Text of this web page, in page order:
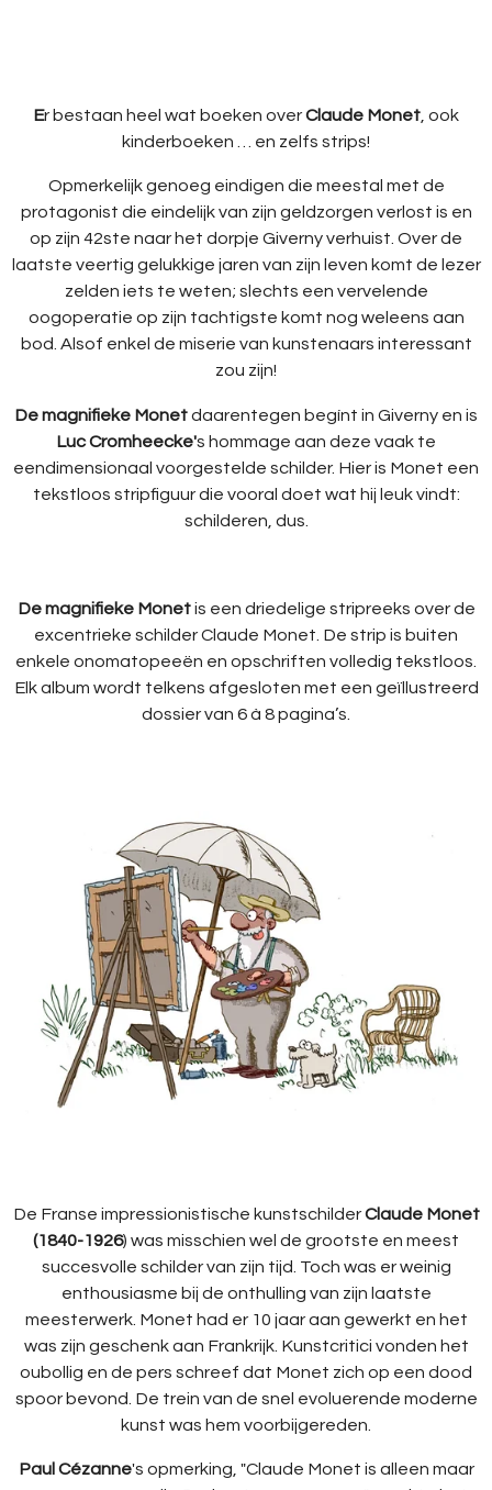
Er bestaan heel wat boeken overClaude Monet , ook
kinderboeken … en zelfs strips!
Opmerkelijk genoeg eindigen die meestal met de
protagonist die eindelijk van zijn geldzorgen verlost is en
op zijn 42ste naar het dorpje Giverny verhuist. Over de
laatste veertig gelukkige jaren van zijn leven komt de lezer
zelden iets te weten; slechts een vervelende
oogoperatie op zijn tachtigste komt nog weleens aan
bod. Alsof enkel de miserie van kunstenaars interessant
zou zijn!
De magnifieke Monetdaarentegen begínt in Giverny en is
Luc Cromheecke's hommage aan deze vaak te
eendimensionaal voorgestelde schilder. Hier is Monet een
tekstloos stripfiguur die vooral doet wat hij leuk vindt:
schilderen, dus.
De magnifieke Monet is een driedelige stripreeks over de
excentrieke schilder Claude Monet. De strip is buiten
enkele onomatopeeën en opschriften volledig tekstloos.
Elk album wordt telkens afgesloten met een geïllustreerd
dossier van 6 à 8 pagina’s.
De Franse impressionistische kunstschilderClaude Monet
(1840-1926) was misschien wel de grootste en meest
succesvolle schilder van zijn tijd. Toch was er weinig
enthousiasme bij de onthulling van zijn laatste
meesterwerk. Monet had er 10 jaar aan gewerkt en het
was zijn geschenk aan Frankrijk. Kunstcritici vonden het
oubollig en de pers schreef dat Monet zich op een dood
spoor bevond. De trein van de snel evoluerende moderne
kunst was hem voorbijgereden.
Paul Cézanne's opmerking, "Claude Monet is alleen maar